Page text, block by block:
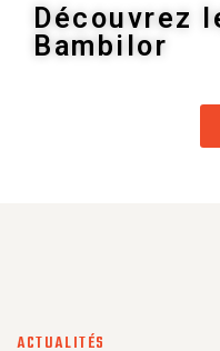
Découvrez
Bambilor
ACTUALITÉS